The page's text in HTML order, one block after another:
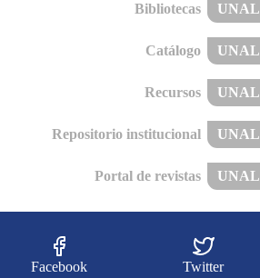
Bibliotecas UNAL
Catálogo UNAL
Recursos UNAL
Repositorio institucional UNAL
Portal de revistas UNAL
Facebook Twitter